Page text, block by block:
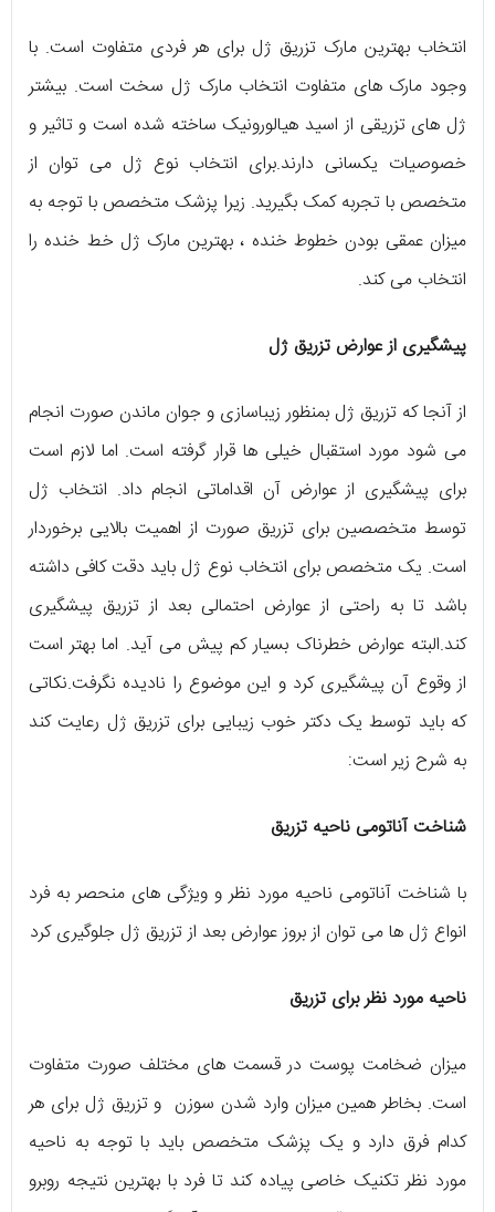
انتخاب بهترین مارک تزریق ژل برای هر فردی متفاوت است. با
وجود مارک های متفاوت انتخاب مارک ژل سخت است. بیشتر
ژل های تزریقی از اسید هیالورونیک ساخته شده است و تاثیر و
خصوصیات یکسانی دارند.برای انتخاب نوع ژل می توان از
متخصص با تجربه کمک بگیرید. زیرا پزشک متخصص با توجه به
میزان عمقی بودن خطوط خنده ، بهترین مارک ژل خط خنده را
انتخاب می کند.
پیشگیری از عوارض تزریق ژل
از آنجا که تزریق ژل بمنظور زیباسازی و جوان ماندن صورت انجام
می شود مورد استقبال خیلی ها قرار گرفته است. اما لازم است
برای پیشگیری از عوارض آن اقداماتی انجام داد. انتخاب ژل
توسط متخصصین برای تزریق صورت از اهمیت بالایی برخوردار
است. یک متخصص برای انتخاب نوع ژل باید دقت کافی داشته
باشد تا به راحتی از عوارض احتمالی بعد از تزریق پیشگیری
کند.البته عوارض خطرناک بسیار کم ‌پیش می آید. اما بهتر است
از وقوع آن پیشگیری کرد و این موضوع را نادیده نگرفت.نکاتی
که باید توسط یک دکتر خوب زیبایی برای تزریق ژل رعایت کند
به شرح زیر است:
شناخت آناتومی ناحیه تزریق
با شناخت آناتومی ناحیه مورد نظر و ویژگی های منحصر به فرد
انواع ژل ها می توان از بروز عوارض بعد از تزریق ژل جلوگیری کرد
ناحیه مورد نظر برای تزریق
میزان ضخامت پوست در قسمت های مختلف صورت متفاوت
است. بخاطر همین میزان وارد شدن سوزن و تزریق ژل برای هر
کدام فرق دارد و یک پزشک متخصص باید با توجه به ناحیه
مورد نظر تکنیک خاصی پیاده کند تا فرد با بهترین نتیجه روبرو